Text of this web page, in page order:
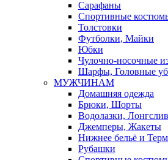
Сарафаны
Спортивные
Толстовки
Футболки, Майки
Юбки
Чулочно-носочные
Шарфы, Головные
МУЖЧИНАМ
Домашняя одежда
Брюки, Шорты
Водолазки,
Джемперы, Жакеты
Нижнее бельё и
Рубашки